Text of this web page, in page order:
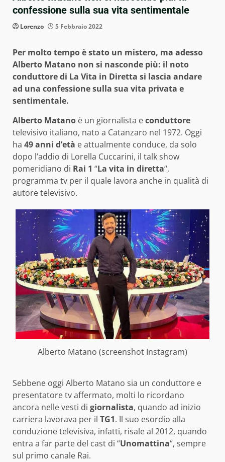
confessione sulla sua vita sentimentale
Lorenzo 5 Febbraio 2022
Per molto tempo è stato un mistero, ma adesso
Alberto Matano non si nasconde più: il noto
conduttore di La Vita in Diretta si lascia andare
ad una confessione sulla sua vita privata e
sentimentale.
Alberto Matano è un giornalista econduttore
televisivo italiano, nato a Catanzaro nel 1972. Oggi
ha 49 anni d’età e attualmente conduce, da solo
dopo l’addio di Lorella Cuccarini, il talk show
pomeridiano di Rai 1 “La vita in diretta“,
programma tv per il quale lavora anche in qualità di
autore televisivo.
Alberto Matano (screenshot Instagram)
Sebbene oggi Alberto Matano sia un conduttore e
presentatore tv affermato, molti lo ricordano
ancora nelle vesti di giornalista, quando ad inizio
carriera lavorava per il TG1. Il suo esordio alla
conduzione televisiva, infatti, risale al 2012, quando
entra a far parte del cast di “Unomattina“, sempre
sul primo canale Rai.